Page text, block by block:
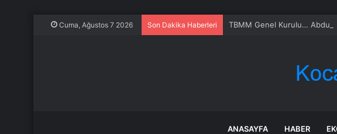
Cuma, Ağustos 7 2026 Son Dakika Haberleri TBMM Genel Kurulu…
ANASAYFA HABER